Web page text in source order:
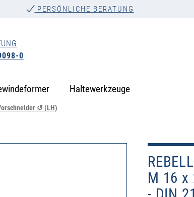
PERSÖNLICHE BERATUNG
0
Haltewerkzeuge
↺ (LH)
M 16 x